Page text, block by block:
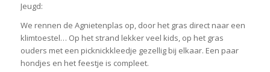
Jeugd:
We rennen de Agnietenplas op, door het gras direct naar een
klimtoestel… Op het strand lekker veel kids, op het gras
ouders met een picknickkleedje gezellig bij elkaar. Een paar
hondjes en het feestje is compleet.